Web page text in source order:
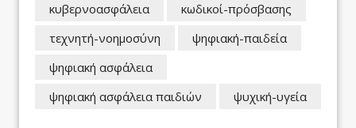
κυβερνοασφάλεια
κωδικοί-πρόσβασης
τεχνητή-νοημοσύνη
ψηφιακή-παιδεία
ψηφιακή ασφάλεια
ψηφιακή ασφάλεια παιδιών
ψυχική-υγεία